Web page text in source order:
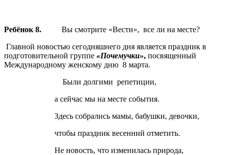
Ребёнок 8. Вы смотрите «Вести», все ли на месте?
Главной новостью сегодняшнего дня является праздник в
подготовительной группе «Почемучки», посвященный
Международному женскому дню 8 марта.
Были долгими репетиции,
а сейчас мы на месте события.
Здесь собрались мамы, бабушки, девочки,
чтобы праздник весенний отметить.
Не новость, что изменилась природа,